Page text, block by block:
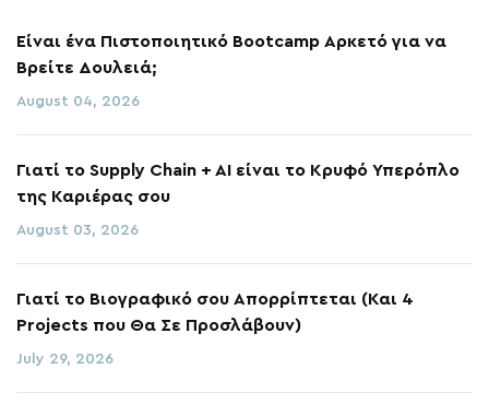
Είναι ένα Πιστοποιητικό Bootcamp Αρκετό για να
Βρείτε Δουλειά;
August 04, 2026
Γιατί το Supply Chain + AI είναι το Κρυφό Υπερόπλο
της Καριέρας σου
August 03, 2026
Γιατί το Βιογραφικό σου Απορρίπτεται (Και 4
Projects που Θα Σε Προσλάβουν)
July 29, 2026